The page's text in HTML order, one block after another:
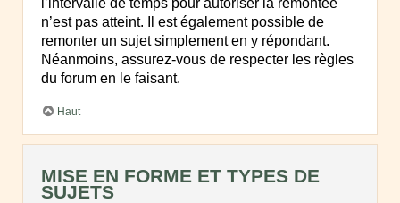
l’intervalle de temps pour autoriser la remontée
n’est pas atteint. Il est également possible de
remonter un sujet simplement en y répondant.
Néanmoins, assurez-vous de respecter les règles
du forum en le faisant.
Haut
MISE EN FORME ET TYPES DE
SUJETS